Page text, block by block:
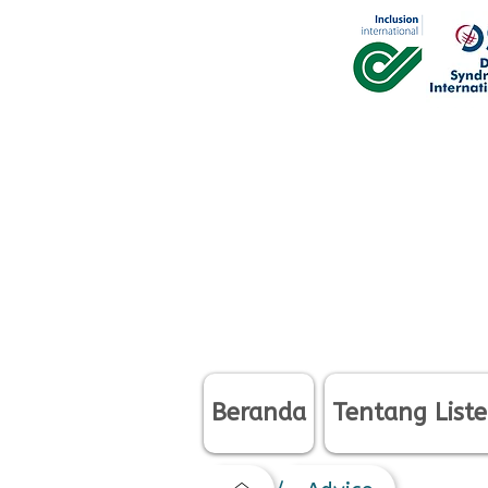
Beranda Tentang